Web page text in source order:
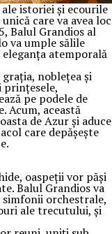
istoriei și ecourile
care va avea loc
Balul Grandios al
va umple sălile
atemporală
noblețea și
pe podele de
Acum, această
de Azur și aduce
care depășește
oaspeții vor păși
Balul Grandios va
orchestrale,
ale trecutului, și